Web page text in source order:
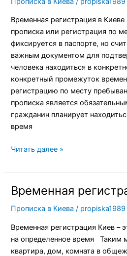
Временная регистрация в
прописка или регистрация по
фиксируется в паспорте, но
важным документом для
человека находиться в
конкретный промежуток
регистрацию по месту
прописка является
гражданин планирует
время
Киеве
Читать далее »
Временная
Прописка в Киева / propiska1989
Временная регистрация Киев –
на определенное время Таким
квартира, дом, комната в
Временная
Киев